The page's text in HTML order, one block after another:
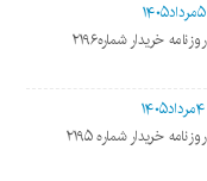
۵مرداد۱۴۰۵
روزنامه خریدار شماره۲۱۹۶
۴مرداد۱۴۰۵
روزنامه خریدار شماره ۲۱۹۵